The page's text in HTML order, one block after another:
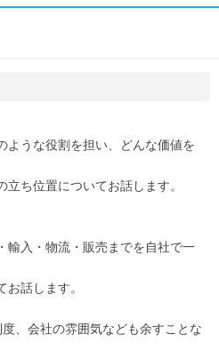
ような役割を担い、どんな価値を
ち位置についてお話します。
輸入・物流・販売までを自社で一
話します。
、会社の雰囲気なども余すことな